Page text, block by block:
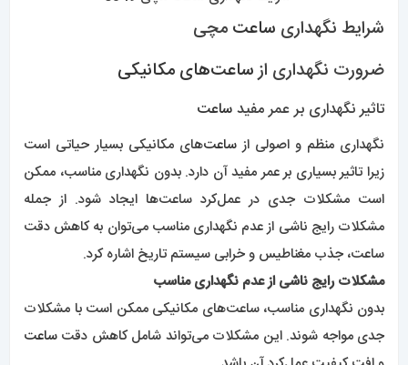
شرایط نگهداری ساعتمچی
ضرورت نگهداری ازساعت‌های مکانیکی
تاثیر نگهداری بر عمر مفیدساعت
نگهداری منظم و اصولی از ساعت‌های مکانیکی بسیار حیاتی است
زیرا تاثیر بسیاری بر عمر مفید آن دارد. بدون نگهداری مناسب، ممکن
است مشکلات جدی در عمل‌کرد ساعت‌ها ایجاد شود. از جمله
مشکلات رایج ناشی از عدم نگهداری مناسب می‌توان به کاهش دقت
ساعت، جذب مغناطیس و خرابی سیستم تاریخ اشاره کرد.
مشکلات رایج ناشی از عدم نگهداری مناسب
بدون نگهداری مناسب، ساعت‌های مکانیکی ممکن است با مشکلات
جدی مواجه شوند. این مشکلات می‌تواند شامل کاهش دقت ساعت